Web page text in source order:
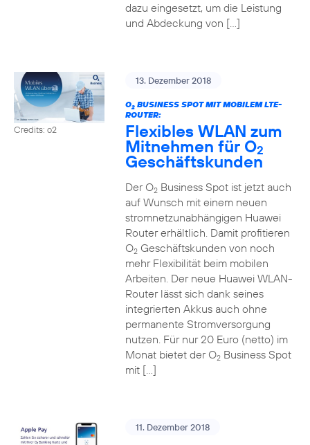
dazu eingesetzt, um die Leistung
und Abdeckung von […]
Credits: o2
13. Dezember 2018
O2BUSINESS SPOT MIT MOBILEM LTE-
ROUTER:
Flexibles WLAN zum
Mitnehmen für O2
Geschäftskunden
Der O2Business Spot ist jetzt auch
auf Wunsch mit einem neuen
stromnetzunabhängigen Huawei
Router erhältlich. Damit profitieren
O2Geschäftskunden von noch
mehr Flexibilität beim mobilen
Arbeiten. Der neue Huawei WLAN-
Router lässt sich dank seines
integrierten Akkus auch ohne
permanente Stromversorgung
nutzen. Für nur 20 Euro (netto) im
Monat bietet der O2Business Spot
mit […]
11. Dezember 2018